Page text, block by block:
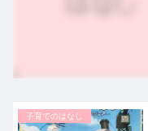
子育てのはなし